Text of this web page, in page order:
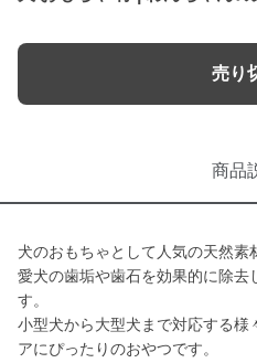
売り
商品
犬のおもちゃとして人気の天然素
愛犬の歯垢や歯石を効果的に除去
す。
小型犬から大型犬まで対応する様
アにぴったりのおやつです。